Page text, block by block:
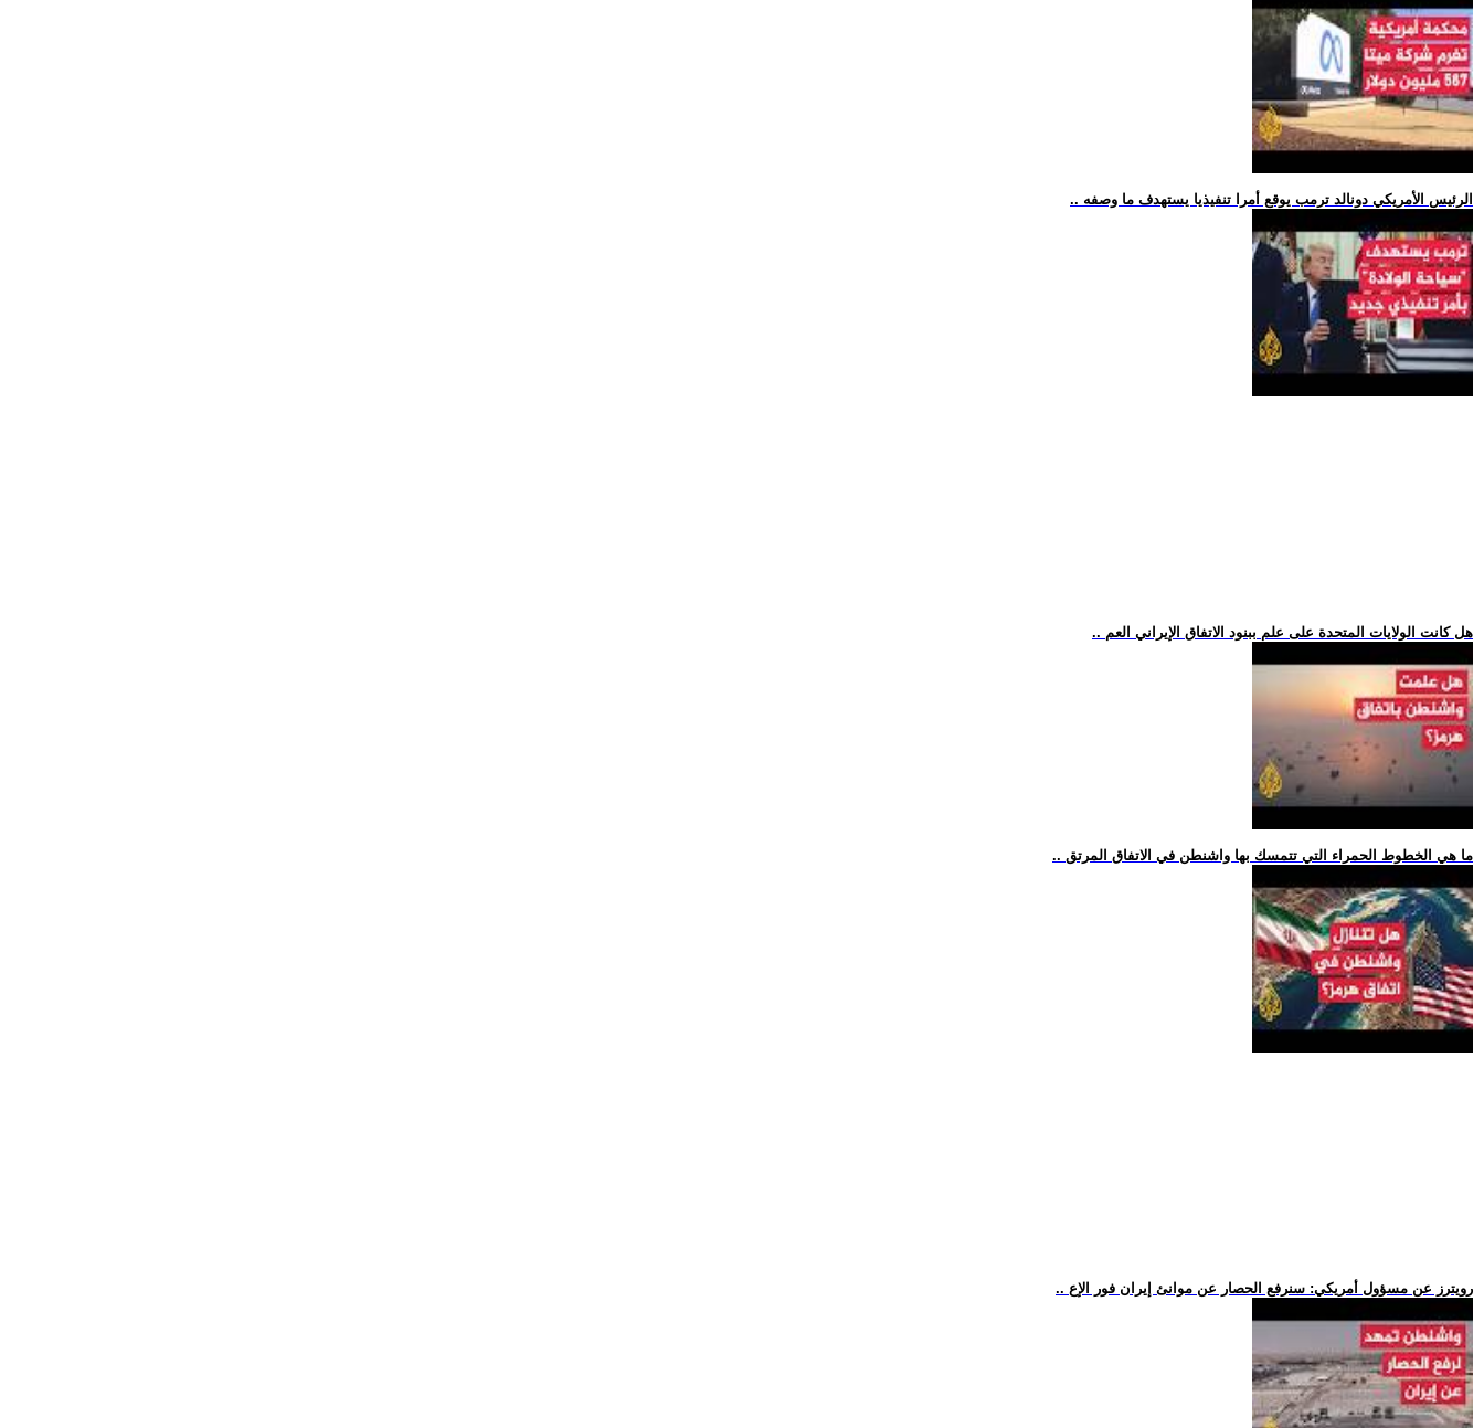
.. الرئيس الأمريكي دونالد ترمب يوقع أمرا تنفيذيا يستهدف ما وصفه
.. هل كانت الولايات المتحدة على علم ببنود الاتفاق الإيراني العم
.. ما هي الخطوط الحمراء التي تتمسك بها واشنطن في الاتفاق المرتق
.. رويترز عن مسؤول أمريكي: سنرفع الحصار عن موانئ إيران فور الإع